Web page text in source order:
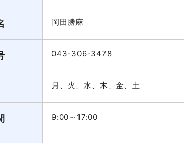
岡田勝麻
043-306-3478
月、火、水、木、金、土
9:00～17:00